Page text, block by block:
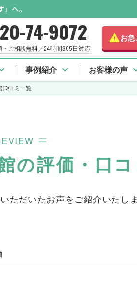
へ。
74-9072
・ご相談無料／24時間365日対応
お
事例紹介 お客様の声
口コミ一覧
の評価・口コ
ただいたお声をご紹介いたしま
口コミ一覧
さらに詳しく